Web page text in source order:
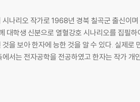
나리오 작가로 1968년 경북 칠곡군 출신이
학생 신분으로 열혈강호 시나리오를 집필
을 보아 한자에 능한 것을 알 수 있다. 실제
서는 전자공학을 전공하였고 한자는 작가 개